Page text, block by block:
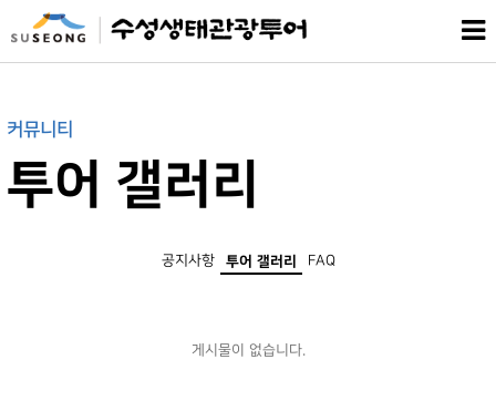
커뮤니티
투어 갤러리
공지사항 투어 갤러리 FAQ
게시물이 없습니다.